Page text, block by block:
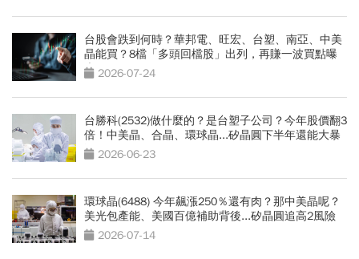
台股會跌到何時？華邦電、旺宏、台塑、南亞、中美
晶能買？8檔「多頭回檔股」出列，再賺一波買點曝
光 2026-07-24
台勝科(2532)做什麼的？是台塑子公司？今年股價翻3
倍！中美晶、合晶、環球晶...矽晶圓下半年還能大暴
漲？2026-06-23
環球晶(6488) 今年飆漲250％還有肉？那中美晶呢？
美光包產能、美國百億補助背後...矽晶圓追高2風險
2026-07-14